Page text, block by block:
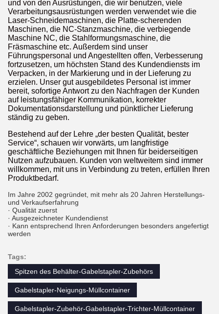
und von den Ausrüstungen, die wir benutzen, viele
Verarbeitungsausrüstungen werden verwendet wie die
Laser-Schneidemaschinen, die Platte-scherenden
Maschinen, die NC-Stanzmaschine, die verbiegende
Maschine NC, die Stahlformungsmaschine, die
Fräsmaschine etc. Außerdem sind unser
Führungspersonal und Angestellten offen, Verbesserung
fortzusetzen, um höchsten Stand des Kundendiensts im
Verpacken, in der Markierung und in der Lieferung zu
erzielen. Unser gut ausgebildetes Personal ist immer
bereit, sofortige Antwort zu den Nachfragen der Kunden
auf leistungsfähiger Kommunikation, korrekter
Dokumentationsdarstellung und pünktlicher Lieferung
ständig zu geben.
Bestehend auf der Lehre „der besten Qualität, bester
Service“, schauen wir vorwärts, um langfristige
geschäftliche Beziehungen mit Ihnen für beiderseitigen
Nutzen aufzubauen. Kunden von weltweitem sind immer
willkommen, mit uns in Verbindung zu treten, erfüllen Ihren
Produktbedarf.
Im Jahre 2002 gegründet, mit mehr als 20 Jahren Herstellungs-
und Verkaufserfahrung
· Qualität zuerst
· Ausgezeichneter Kundendienst
· Kann entsprechend Ihren Anforderungen besonders angefertigt
werden
Tags:
Spitzen des Behälter-Gabelstapler-Zubehörs
Gabelstapler-Neigungs-Müllcontainer
Gabelstapler-Zubehör-Gabelstapler-Trichter-Müllcontainer